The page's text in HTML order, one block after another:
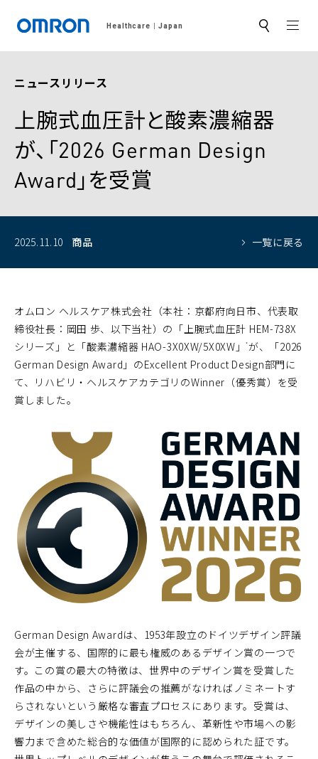
Healthcare Japan サ
ト
ニュースリリース
上腕式血圧計と酸素濃縮器
が、「2026 German Design
Award」を受賞
2025.11.10 商品 一覧に戻る
オムロン ヘルスケア株式会社（本社：京都府向日市、代表取
締役社長：岡田 歩、以下当社）の「上腕式血圧計 HEM-738X
シリーズ」と「酸素濃縮器 HAO-3X0XW/5X0XW」* が、「2026
German Design Award」のExcellent Product Design部門に
て、リハビリ・ヘルスケアカテゴリのWinner（優秀賞）を受
賞しました。
German Design Awardは、1953年設立のドイツデザイン評議
会が主催する、国際的に最も権威のあるデザイン賞の一つで
す。この賞の最大の特徴は、世界中のデザイン賞を受賞した
作品の中から、さらに評議会の推薦がなければノミネートす
らされないという厳格な審査プロセスにあります。受賞は、
デザインの美しさや機能性はもちろん、革新性や市場への影
響力まで含めた総合的な価値が国際的に認められた証です。